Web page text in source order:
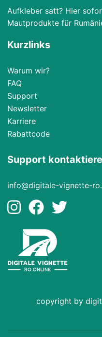
Aufkleber satt? Hier
Mautprodukte für
Kurzlinks
Warum wir?
FAQ
Support
Newsletter
Karriere
Rabattcode
Support
info@digitale-vignette-
copyright by